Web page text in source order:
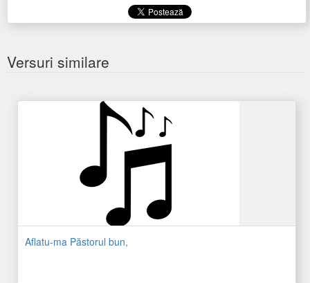
Versuri similare
Aflatu-ma Păstorul bun,